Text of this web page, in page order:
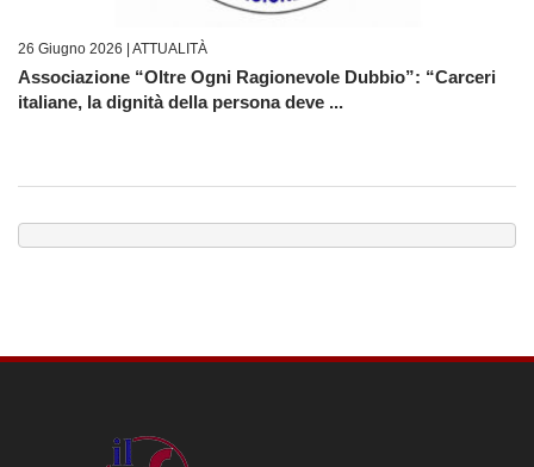
26 Giugno 2026 | ATTUALITÀ
Associazione “Oltre Ogni Ragionevole Dubbio”: “Carceri
italiane, la dignità della persona deve ...